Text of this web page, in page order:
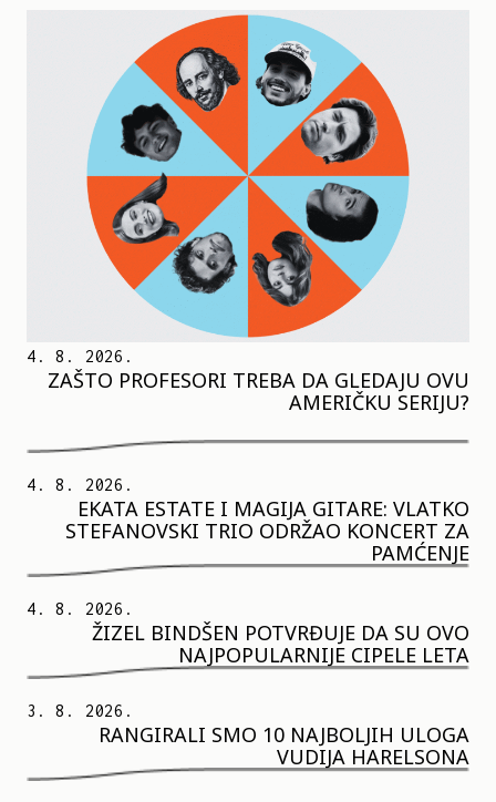
4. 8. 2026.
ZAŠTO PROFESORI TREBA DA GLEDAJU OVU
AMERIČKU SERIJU?
4. 8. 2026.
EKATA ESTATE I MAGIJA GITARE: VLATKO
STEFANOVSKI TRIO ODRŽAO KONCERT ZA
PAMĆENJE
4. 8. 2026.
ŽIZEL BINDŠEN POTVRĐUJE DA SU OVO
NAJPOPULARNIJE CIPELE LETA
3. 8. 2026.
RANGIRALI SMO 10 NAJBOLJIH ULOGA
VUDIJA HARELSONA